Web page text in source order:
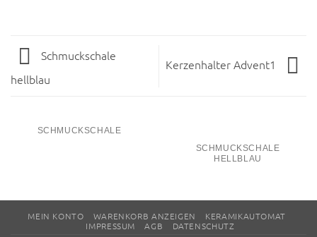
Schmuckschale
hellblau
Kerzenhalter Advent1
SCHMUCKSCHALE
SCHMUCKSCHALE
HELLBLAU
MEIN KONTO WARENKORB ANZEIGEN
KERAMIKAUTOMAT
IMPRESSUM
AGB DATENSCHUTZ